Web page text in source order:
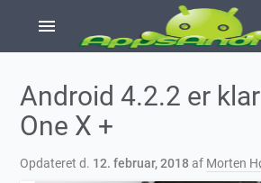
menu
Android 4.2.2 er
One X +
Opdateret d. 12. februar, 2018 af Morten